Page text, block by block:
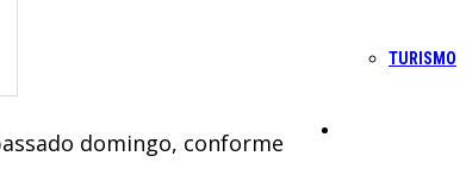
TURISMO
domingo, conforme